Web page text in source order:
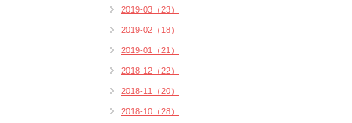
2019-03（23）
2019-02（18）
2019-01（21）
2018-12（22）
2018-11（20）
2018-10（28）